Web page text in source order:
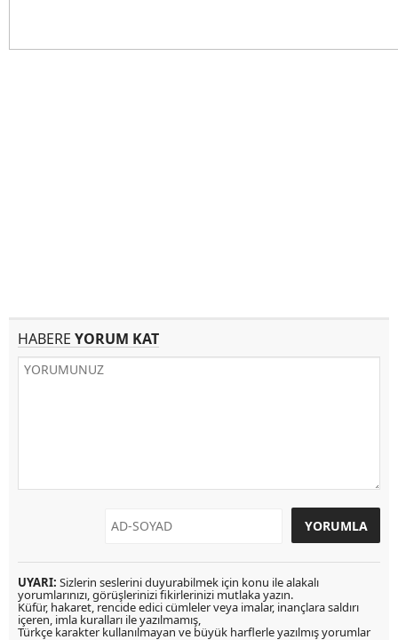
HABERE YORUM KAT
UYARI: Sizlerin seslerini duyurabilmek için konu ile alakalı
yorumlarınızı, görüşlerinizi fikirlerinizi mutlaka yazın.
Küfür, hakaret, rencide edici cümleler veya imalar, inançlara saldırı
içeren, imla kuralları ile yazılmamış,
Türkçe karakter kullanılmayan ve büyük harflerle yazılmış yorumlar